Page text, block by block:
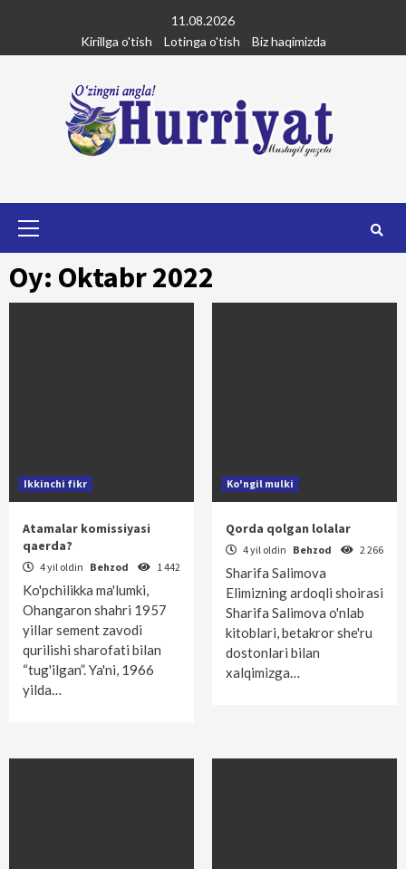
content
11.08.2026
Kirillga o'tish
Lotinga o'tish Biz haqimizda
Oy: Oktabr 2022
Ikkinchi fikr
Atamalar komissiyasi
qaerda?
4 yil oldin Behzod 1 442
Ko'pchilikka ma'lumki,
Ohangaron shahri 1957
yillar sement zavodi
qurilishi sharofati bilan
“tug'ilgan”. Ya'ni, 1966
yilda…
Ko'ngil mulki
Qorda qolgan lolalar
4 yil oldin Behzod 2 266
Sharifa Salimova
Elimizning ardoqli shoirasi
Sharifa Salimova o'nlab
kitoblari, betakror she'ru
dos­tonlari bilan
xalqimizga…